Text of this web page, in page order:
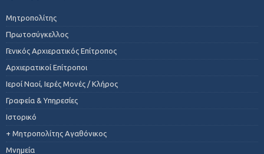
Μητροπολίτης
Πρωτοσύγκελλος
Γενικός Αρχιερατικός Επίτροπος
Αρχιερατικοί Επίτροποι
Ιεροί Ναοί, Ιερές Μονές / Κλήρος
Γραφεία & Υπηρεσίες
Ιστορικό
+ Μητροπολίτης Αγαθόνικος
Μνημεία